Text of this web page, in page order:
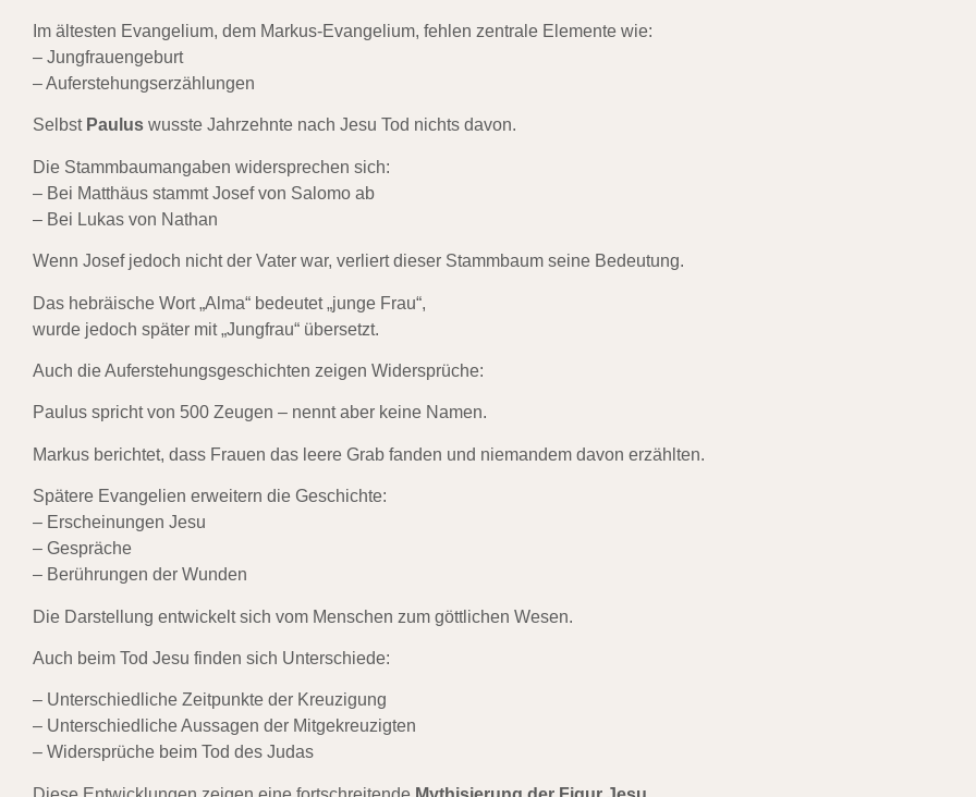
Im ältesten Evangelium, dem Markus-Evangelium, fehlen zentrale Elemente wie:
– Jungfrauengeburt
– Auferstehungserzählungen
Selbst Paulus wusste Jahrzehnte nach Jesu Tod nichts davon.
Die Stammbaumangaben widersprechen sich:
– Bei Matthäus stammt Josef von Salomo ab
– Bei Lukas von Nathan
Wenn Josef jedoch nicht der Vater war, verliert dieser Stammbaum seine Bedeutung.
Das hebräische Wort „Alma“ bedeutet „junge Frau“,
wurde jedoch später mit „Jungfrau“ übersetzt.
Auch die Auferstehungsgeschichten zeigen Widersprüche:
Paulus spricht von 500 Zeugen – nennt aber keine Namen.
Markus berichtet, dass Frauen das leere Grab fanden und niemandem davon erzählten.
Spätere Evangelien erweitern die Geschichte:
– Erscheinungen Jesu
– Gespräche
– Berührungen der Wunden
Die Darstellung entwickelt sich vom Menschen zum göttlichen Wesen.
Auch beim Tod Jesu finden sich Unterschiede:
– Unterschiedliche Zeitpunkte der Kreuzigung
– Unterschiedliche Aussagen der Mitgekreuzigten
– Widersprüche beim Tod des Judas